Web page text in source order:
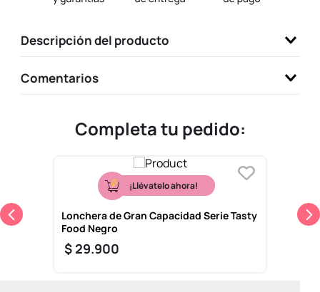
Descripción del producto
Comentarios
Completa tu pedido:
¡Llévatelo ahora!
Lonchera de Gran Capacidad Serie Tasty
Food Negro
$ 29.900
10. llaveros